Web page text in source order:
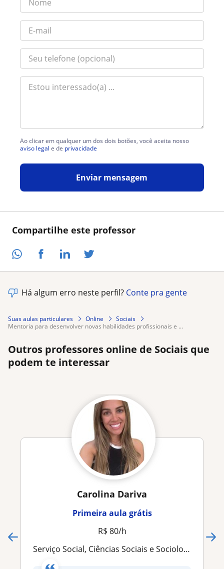
Compartilhe este professor
Ao clicar em qualquer um dos dois botões, você aceita nosso
aviso legal e de privacidade
Enviar mensagem
Há algum erro neste perfil? Conte pra gente
Suas aulas particulares Online
Sociais
mentoria para desenvolver novas habilidades profissionais e ...
Outros professores online de Sociais que
podem te interessar
Carolina Dariva
Primeira aula grátis
R$ 80/h
Serviço Social, Ciências Sociais e Sociologia